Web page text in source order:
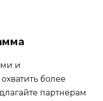
и
более
партнерам